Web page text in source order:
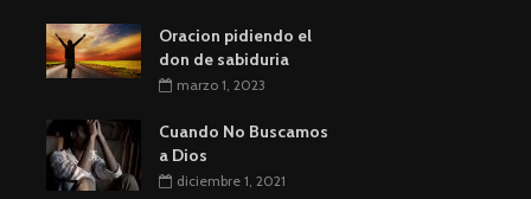
Oracion pidiendo el
don de sabiduria
marzo 1, 2023
Cuando No Buscamos
a Dios
diciembre 1, 2021